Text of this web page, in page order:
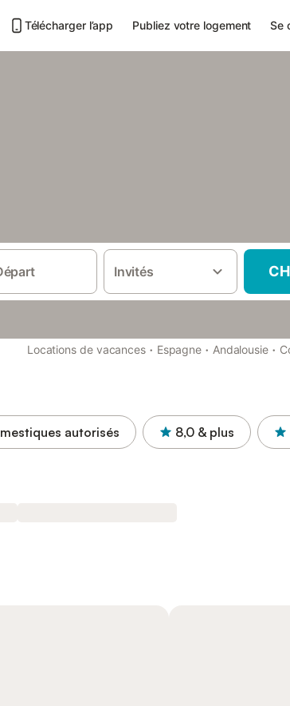
Télécharger l’app Publiez votre logement Se
Invités
Locations de vacances · Espagne · Andalousie ·
autorisés 8,0 & plus